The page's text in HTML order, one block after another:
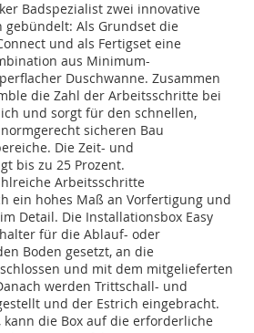
Badspezialist zwei innovative
gebündelt: Als Grundset die
und als Fertigset eine
aus Minimum-
Duschwanne. Zusammen
die Zahl der Arbeitsschritte bei
und sorgt für den schnellen,
sicheren Bau
Die Zeit- und
bis zu 25 Prozent.
Arbeitsschritte
ein hohes Maß an Vorfertigung und
Detail. Die Installationsbox Easy
für die Ablauf- oder
Boden gesetzt, an die
und mit dem mitgelieferten
werden Trittschall- und
und der Estrich eingebracht.
kann die Box auf die erforderliche